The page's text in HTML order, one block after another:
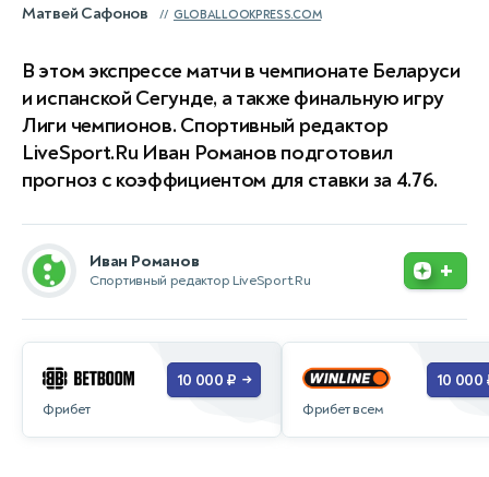
Матвей Сафонов GLOBALLOOKPRESS.COM
В этом экспрессе матчи в чемпионате Беларуси
и испанской Сегунде, а также финальную игру
Лиги чемпионов. Спортивный редактор
LiveSport.Ru Иван Романов подготовил
прогноз с коэффициентом для ставки за 4.76.
Иван Романов
Спортивный редактор LiveSport.Ru +
Фрибет
10 000 ₽ →
Фрибет всем
10 000